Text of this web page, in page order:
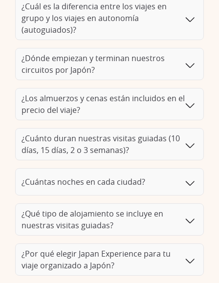
¿Cuál es la diferencia entre los viajes en
grupo y los viajes en autonomía
(autoguiados)?
¿Dónde empiezan y terminan nuestros
circuitos por Japón?
¿Los almuerzos y cenas están incluidos en el
precio del viaje?
¿Cuánto duran nuestras visitas guiadas (10
días, 15 días, 2 o 3 semanas)?
¿Cuántas noches en cada ciudad?
¿Qué tipo de alojamiento se incluye en
nuestras visitas guiadas?
¿Por qué elegir Japan Experience para tu
viaje organizado a Japón?